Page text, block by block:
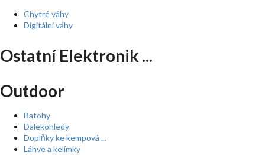
Chytré váhy
Digitální váhy
Ostatní Elektronik ...
Outdoor
Batohy
Dalekohledy
Doplňky ke kempová ...
Láhve a kelímky